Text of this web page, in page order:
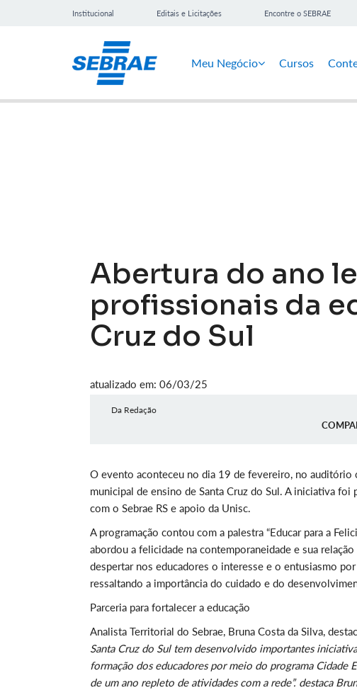
Institucional Editais e Licitações Encontre o SEBRAE
Meu Negócio Cursos
Abertura do ano
profissionais da
Cruz do Sul
atualizado em: 06/03/25
Da Redação
O evento aconteceu no dia 19 de fevereiro, no auditório
municipal de ensino de Santa Cruz do Sul. A iniciativa
com o Sebrae RS e apoio da Unisc.
A programação contou com a palestra “Educar para a
abordou a felicidade na contemporaneidade e sua
despertar nos educadores o interesse e o entusiasmo
ressaltando a importância do cuidado e do
Parceria para fortalecer a educação
Analista Territorial do Sebrae, Bruna Costa da Silva,
Santa Cruz do Sul tem desenvolvido importantes
formação dos educadores por meio do programa
de um ano repleto de atividades com a rede”. destaca